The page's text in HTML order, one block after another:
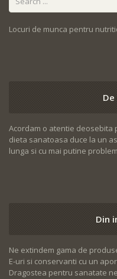
Locuri de munca pentru
Acordam o atentie
dieta sanatoasa duce la un
lunga si cu mai putine
Din
Ne extindem gama de
E-uri si conservanti cu un
Dragostea pentru sanatate